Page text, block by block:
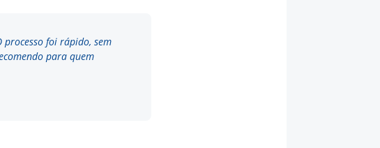
processo foi rápido, sem
para quem